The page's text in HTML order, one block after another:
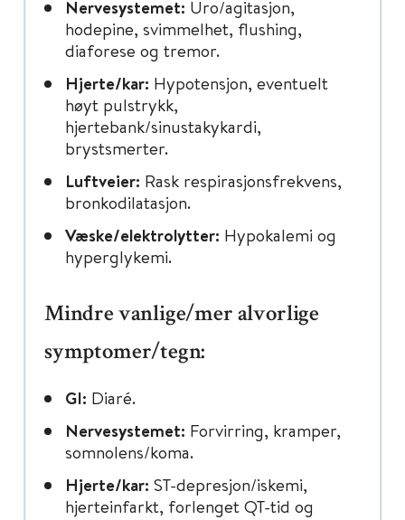
Nervesystemet: Uro/agitasjon,
hodepine, svimmelhet, flushing,
diaforese og tremor.
Hjerte/kar: Hypotensjon, eventuelt
høyt pulstrykk,
hjertebank/sinustakykardi,
brystsmerter.
Luftveier: Rask respirasjonsfrekvens,
bronkodilatasjon.
Væske/elektrolytter: Hypokalemi og
hyperglykemi.
Mindre vanlige/mer alvorlige
symptomer/tegn:
GI: Diaré.
Nervesystemet: Forvirring, kramper,
somnolens/koma.
Hjerte/kar: ST-depresjon/iskemi,
hjerteinfarkt, forlenget QT-tid og